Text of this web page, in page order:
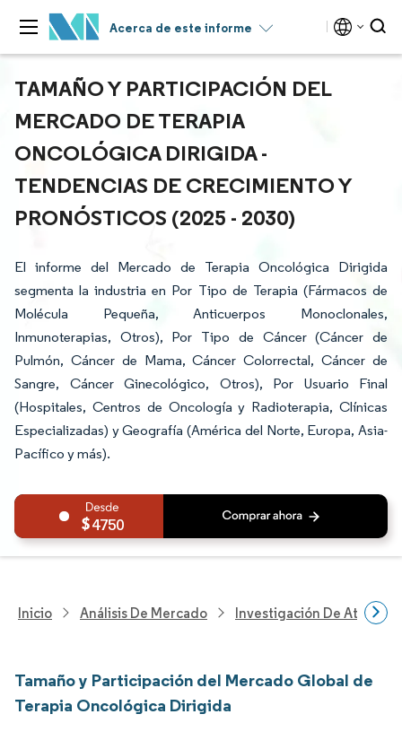
Acerca de este informe
TAMAÑO Y PARTICIPACIÓN DEL
MERCADO DE TERAPIA
ONCOLÓGICA DIRIGIDA -
TENDENCIAS DE CRECIMIENTO Y
PRONÓSTICOS (2025 - 2030)
El informe del Mercado de Terapia Oncológica Dirigida
segmenta la industria en Por Tipo de Terapia (Fármacos de
Molécula Pequeña, Anticuerpos Monoclonales,
Inmunoterapias, Otros), Por Tipo de Cáncer (Cáncer de
Pulmón, Cáncer de Mama, Cáncer Colorrectal, Cáncer de
Sangre, Cáncer Ginecológico, Otros), Por Usuario Final
(Hospitales, Centros de Oncología y Radioterapia, Clínicas
Especializadas) y Geografía (América del Norte, Europa, Asia-
Pacífico y más).
4750
Inicio Análisis De Mercado Investigación De
Tamaño y Participación del Mercado Global de
Terapia Oncológica Dirigida